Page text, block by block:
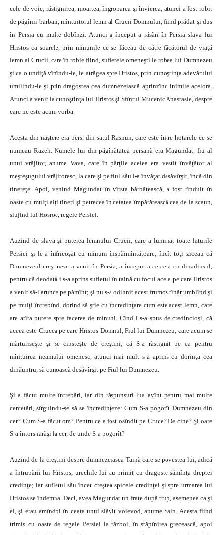
cele de voie, răstignirea, moartea, îngroparea şi învierea, atunci a fost robit
de păgînii barbari, mîntuitorul lemn al Crucii Domnului, fiind prădat şi dus
în Persia cu multe dobînzi. Atunci a început a răsări în Persia slava lui
Hristos ca soarele, prin minunile ce se făceau de către făcătorul de viaţă
lemn al Crucii, care în robie fiind, sufletele omeneşti le robea lui Dumnezeu
şi ca o undiţă vînîndu-le, le atrăgea spre Hristos, prin cunoştinţa adevărului
umilindu-le şi prin dragostea cea dumnezeiască aprinzînd inimile acelora.
Atunci a venit la cunoştinţa lui Hristos şi Sfîntul Mucenic Anastasie, despre
care ne este acum vorba.
Acesta din naştere era pers, din satul Rasnun, care este între hotarele ce se
numeau Razeh. Numele lui din păgînătatea persană era Magundat, fiu al
unui vrăjitor, anume Vava, care în părţile acelea era vestit învăţător al
meşteşugului vrăjitoresc, la care şi pe fiul său l-a învăţat desăvîrşit, încă din
tinereţe. Apoi, venind Magundat în vîrsta bărbătească, a fost rînduit în
oaste cu mulţi alţi tineri şi petrecea în cetatea împărătească cea de la scaun,
slujind lui Hosroe, regele Persiei.
Auzind de slava şi puterea lemnului Crucii, care a luminat toate laturile
Persiei şi le-a înfricoşat cu minuni înspăimîntătoare, încît toţi ziceau că
Dumnezeul creştinesc a venit în Persia, a început a cerceta cu dinadinsul,
pentru că deodată i s-a aprins sufletul în taină cu focul acela pe care Hristos
a venit să-l arunce pe pămînt; şi nu s-a odihnit acest frumos tînăr umblînd şi
pe mulţi întrebînd, dorind să ştie cu încredinţare cum este acest lemn, care
are atîta putere spre facerea de minuni. Cînd i s-a spus de credincioşi, că
aceea este Crucea pe care Hristos Domnul, Fiul lui Dumnezeu, care acum se
mărturiseşte şi se cinsteşte de creştini, că S-a răstignit pe ea pentru
mîntuirea neamului omenesc, atunci mai mult s-a aprins cu dorinţa cea
dinăuntru, să cunoască desăvîrşit pe Fiul lui Dumnezeu.
Şi a făcut multe întrebări, iar din răspunsuri lua avînt pentru mai multe
cercetări, sîrguindu-se să se încredinţeze: Cum S-a pogorît Dumnezeu din
cer? Cum S-a făcut om? Pentru ce a fost osîndit pe Cruce? De cine? Şi oare
S-a întors iarăşi la cer, de unde S-a pogorît?
Auzind de la creştini despre dumnezeiasca Taină care se povestea lui, adică
a întrupării lui Hristos, urechile lui au primit cu dragoste sămînţa dreptei
credinţe; iar sufletul său încet creştea spicele credinţei şi spre urmarea lui
Hristos se îndemna. Deci, avea Magundat un frate după trup, asemenea ca şi
el, şi erau amîndoi în ceata unui slăvit voievod, anume Sain. Acesta fiind
trimis cu oaste de regele Persiei la război, în stăpînirea grecească, apoi